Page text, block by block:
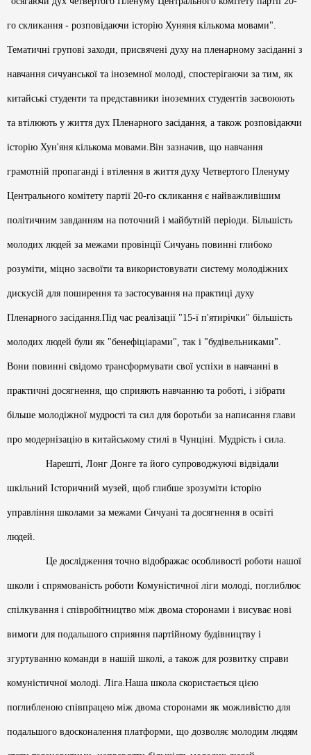
го скликання - розповідаючи історію Хуняня кількома мовами".
Тематичні групові заходи, присвячені духу на пленарному засіданні з
навчання сичуанської та іноземної молоді, спостерігаючи за тим, як
китайські студенти та представники іноземних студентів засвоюють
та втілюють у життя дух Пленарного засідання, а також розповідаючи
історію Хун'яня кількома мовами.Він зазначив, що навчання
грамотній пропаганді і втілення в життя духу Четвертого Пленуму
Центрального комітету партії 20-го скликання є найважливішим
політичним завданням на поточний і майбутній періоди. Більшість
молодих людей за межами провінції Сичуань повинні глибоко
розуміти, міцно засвоїти та використовувати систему молодіжних
дискусій для поширення та застосування на практиці духу
Пленарного засідання.Під час реалізації "15-ї п'ятирічки" більшість
молодих людей були як "бенефіціарами", так і "будівельниками".
Вони повинні свідомо трансформувати свої успіхи в навчанні в
практичні досягнення, що сприяють навчанню та роботі, і зібрати
більше молодіжної мудрості та сил для боротьби за написання глави
про модернізацію в китайському стилі в Чунціні. Мудрість і сила.
Нарешті, Лонг Донге та його супроводжуючі відвідали
шкільний Історичний музей, щоб глибше зрозуміти історію
управління школами за межами Сичуані та досягнення в освіті
людей.
Це дослідження точно відображає особливості роботи нашої
школи і спрямованість роботи Комуністичної ліги молоді, поглиблює
спілкування і співробітництво між двома сторонами і висуває нові
вимоги для подальшого сприяння партійному будівництву і
згуртуванню команди в нашій школі, а також для розвитку справи
комуністичної молоді. Ліга.Наша школа скористається цією
поглибленою співпрацею між двома сторонами як можливістю для
подальшого вдосконалення платформи, що дозволяє молодим людям